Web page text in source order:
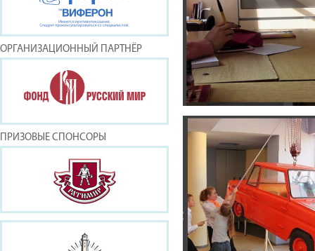
ОРГАНИЗАЦИОННЫЙ ПАРТНЁР
ПРИЗОВЫЕ СПОНСОРЫ